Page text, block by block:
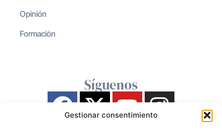
Gestionar consentimiento
Opinión
Formación
Síguenos